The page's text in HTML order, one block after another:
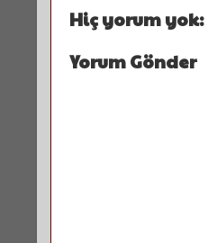
Hiç yorum yok:
Yorum Gönder